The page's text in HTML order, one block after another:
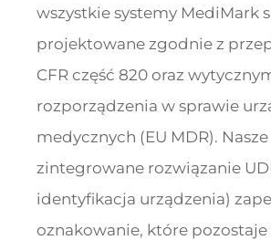
wszystkie systemy MediMark
projektowane zgodnie z
CFR część 820 oraz
rozporządzenia w sprawie
medycznych (EU MDR). Nasze
zintegrowane rozwiązanie
identyfikacja urządzenia)
oznakowanie, które